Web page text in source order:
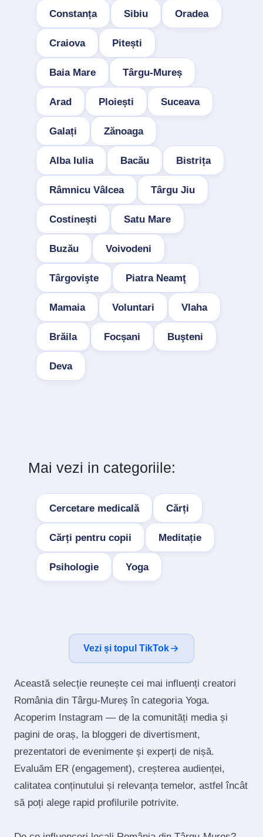
Constanța Sibiu Oradea
Craiova Pitești
Baia Mare Târgu-Mureș
Arad Ploiești Suceava
Galați Zănoaga
Alba Iulia Bacău Bistrița
Râmnicu Vâlcea Târgu Jiu
Costinești Satu Mare
Buzău Voivodeni
Târgovişte Piatra Neamţ
Mamaia Voluntari Vlaha
Brăila Focșani Buşteni
Deva
Mai vezi in categoriile:
Cercetare medicală Cărți
Cărți pentru copii Meditație
Psihologie Yoga
Vezi și topul TikTok
Această selecție reunește cei mai influenți creatori
România din Târgu-Mureș în categoria Yoga.
Acoperim Instagram — de la comunități media și
pagini de oraș, la bloggeri de divertisment,
prezentatori de evenimente și experți de nișă.
Evaluăm ER (engagement), creșterea audienței,
calitatea conținutului și relevanța temelor, astfel încât
să poți alege rapid profilurile potrivite.